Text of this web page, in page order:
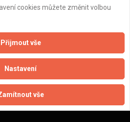
cookies můžete změnit volbou
Přijmout vše
Nastavení
vše